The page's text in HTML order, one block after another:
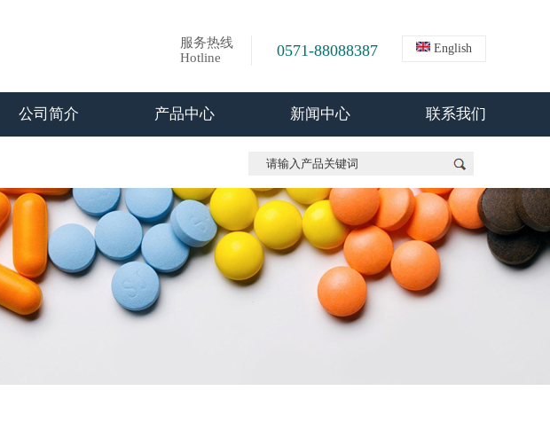
English
服务热线
Hotline
0571-88088387
公司简介 产品中心 新闻中心 联系我们